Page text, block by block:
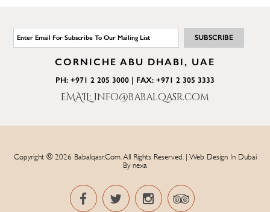
CORNICHE ABU DHABI, UAE
PH: +971 2 205 3000 | FAX: +971 2 305 3333
EMAIL: info@babalqasr.com
Copyright © 2026 Babalqasr.com. All Rights Reserved. | Web Design In Dubai
By nexa